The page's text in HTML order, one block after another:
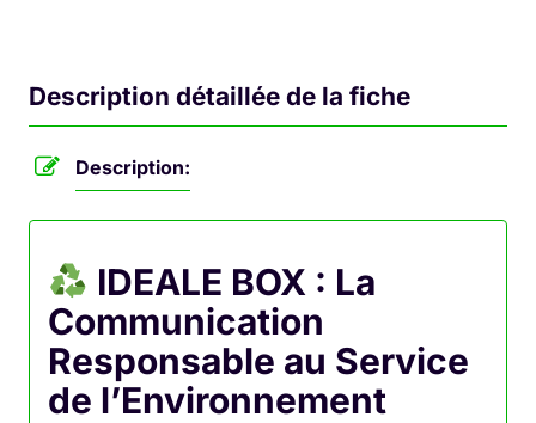
Description détaillée de la fiche
Description:
IDEALE BOX : La
Communication
Responsable au Service
de l’Environnement